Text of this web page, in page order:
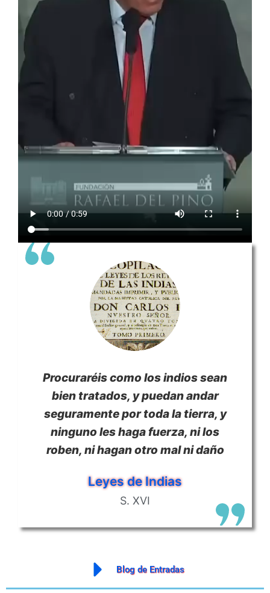
Procuraréis como los indios sean
bien tratados, y puedan andar
seguramente por toda la tierra, y
ninguno les haga fuerza, ni los
roben, ni hagan otro mal ni daño
Leyes de Indias
S. XVI
Blog de Entradas